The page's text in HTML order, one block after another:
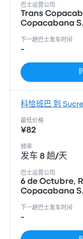
巴士运营公司
Trans
Copacabana
下一趟巴士发车时间
-
科恰班巴 到 Sucre
最低价格
¥82
频率
发车 8 趟/天
巴士运营公司
6 de Octubre,
Copacabana
下一趟巴士发车时间
-